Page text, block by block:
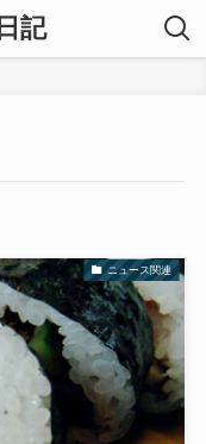
記
ニュース関連